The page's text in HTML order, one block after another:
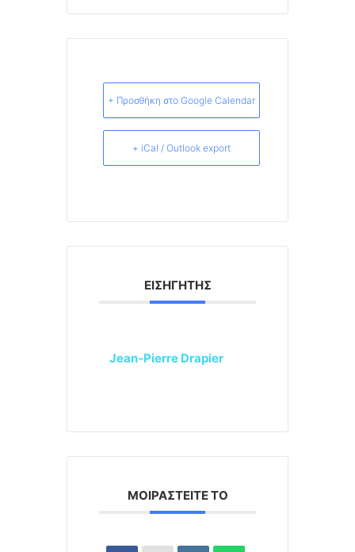
+ Προσθήκη στο Google Calendar
+ iCal / Outlook export
ΕΙΣΗΓΗΤΉΣ
Jean-Pierre Drapier
ΜΟΙΡΑΣΤΕΊΤΕ ΤΟ